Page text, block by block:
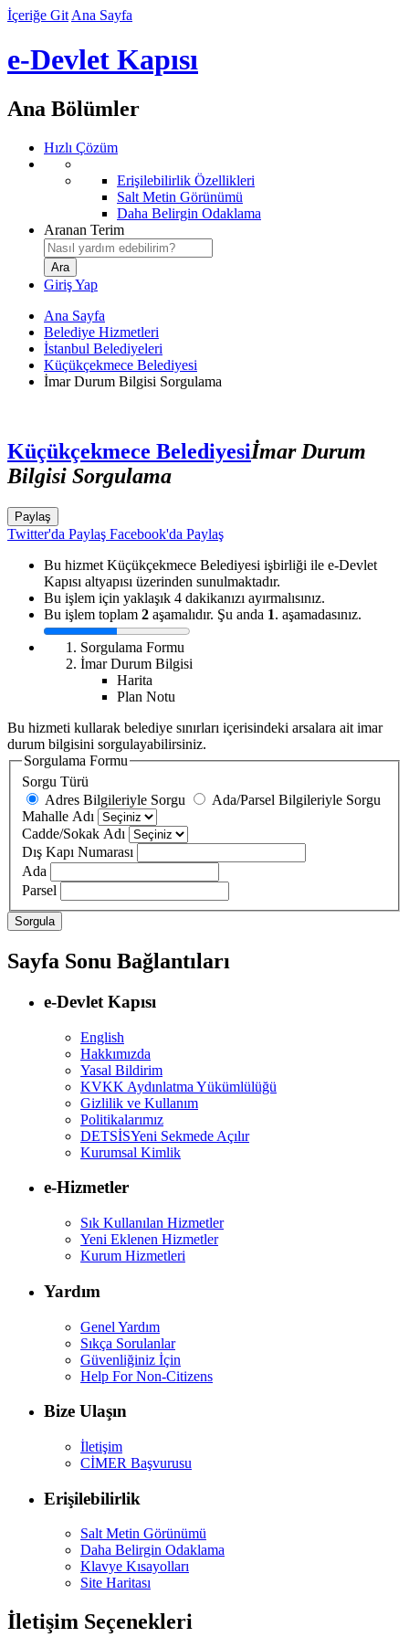
İçeriğe Git Ana Sayfa
e-Devlet Kapısı
Ana Bölümler
Hızlı Çözüm
Erişilebilirlik Özellikleri
Salt Metin Görünümü
Daha Belirgin Odaklama
Aranan Terim
Giriş Yap
Ana Sayfa
Belediye Hizmetleri
İstanbul Belediyeleri
Küçükçekmece Belediyesi
İmar Durum Bilgisi Sorgulama
Küçükçekmece Belediyesiİmar Durum
Bilgisi Sorgulama
Paylaş
Twitter'da Paylaş Facebook'da Paylaş
Bu hizmet Küçükçekmece Belediyesi işbirliği ile e-Devlet
Kapısı altyapısı üzerinden sunulmaktadır.
Bu işlem için yaklaşık 4 dakikanızı ayırmalısınız.
Bu işlem toplam 2 aşamalıdır. Şu anda 1. aşamadasınız.
Sorgulama Formu
İmar Durum Bilgisi
Harita
Plan Notu
Bu hizmeti kullarak belediye sınırları içerisindeki arsalara ait imar
durum bilgisini sorgulayabilirsiniz.
Sorgulama Formu
Sorgu Türü
Adres Bilgileriyle Sorgu
Ada/Parsel Bilgileriyle Sorgu
Mahalle Adı
Cadde/Sokak Adı
Dış Kapı Numarası
Ada
Parsel
Sayfa Sonu Bağlantıları
e-Devlet Kapısı
English
Hakkımızda
Yasal Bildirim
KVKK Aydınlatma Yükümlülüğü
Gizlilik ve Kullanım
Politikalarımız
DETSİSYeni Sekmede Açılır
Kurumsal Kimlik
e-Hizmetler
Sık Kullanılan Hizmetler
Yeni Eklenen Hizmetler
Kurum Hizmetleri
Yardım
Genel Yardım
Sıkça Sorulanlar
Güvenliğiniz İçin
Help For Non-Citizens
Bize Ulaşın
İletişim
CİMER Başvurusu
Erişilebilirlik
Salt Metin Görünümü
Daha Belirgin Odaklama
Klavye Kısayolları
Site Haritası
İletişim Seçenekleri